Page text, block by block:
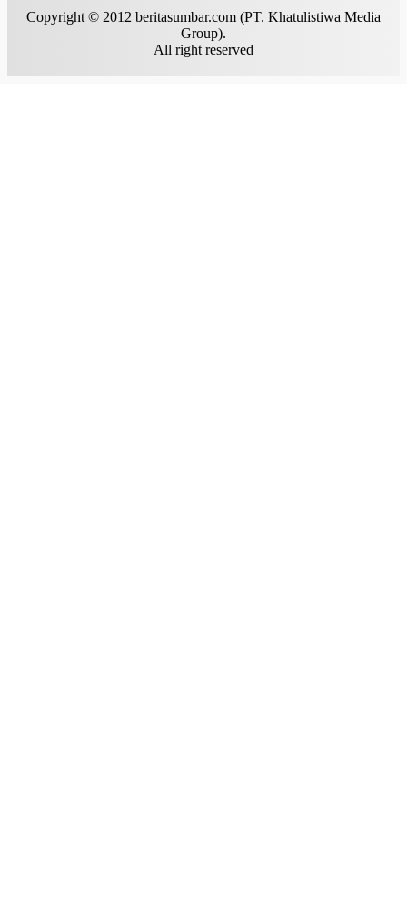
Copyright © 2012 beritasumbar.com (PT. Khatulistiwa Media
Group).
All right reserved